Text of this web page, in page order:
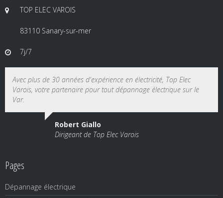
TOP ELEC VAROIS
83110 Sanary-sur-mer
7j/7
Avec plus de 30 années d'expérience en électricité, Top Elec
Varois, votre partenaire pour tout dépannage électrique sur le
Var.
Robert Giallo
Dirigeant de Top Elec Varois
Pages
Dépannage électrique